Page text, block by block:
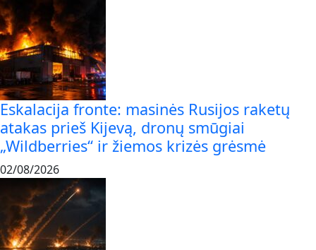
Eskalacija fronte: masinės Rusijos raketų
atakas prieš Kijevą, dronų smūgiai
„Wildberries“ ir žiemos krizės grėsmė
02/08/2026